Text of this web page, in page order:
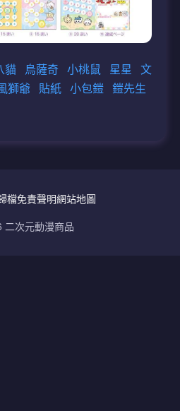
貓 烏薩奇 小桃鼠 星星
文
獅爺 貼紙 小包鎧 鎧先生
檔免責聲明網站地圖
二次元動漫商品